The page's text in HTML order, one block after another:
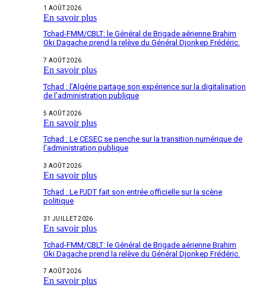
1 AOÛT 2026
En savoir plus
Tchad-FMM/CBLT: le Général de Brigade aérienne Brahim
Oki Dagache prend la relève du Général Djonkep Frédéric.
7 AOÛT 2026
En savoir plus
Tchad : l’Algérie partage son expérience sur la digitalisation
de l’administration publique
5 AOÛT 2026
En savoir plus
Tchad : Le CESEC se penche sur la transition numérique de
l’administration publique
3 AOÛT 2026
En savoir plus
Tchad : Le PJDT fait son entrée officielle sur la scène
politique
31 JUILLET 2026
En savoir plus
Tchad-FMM/CBLT: le Général de Brigade aérienne Brahim
Oki Dagache prend la relève du Général Djonkep Frédéric.
7 AOÛT 2026
En savoir plus